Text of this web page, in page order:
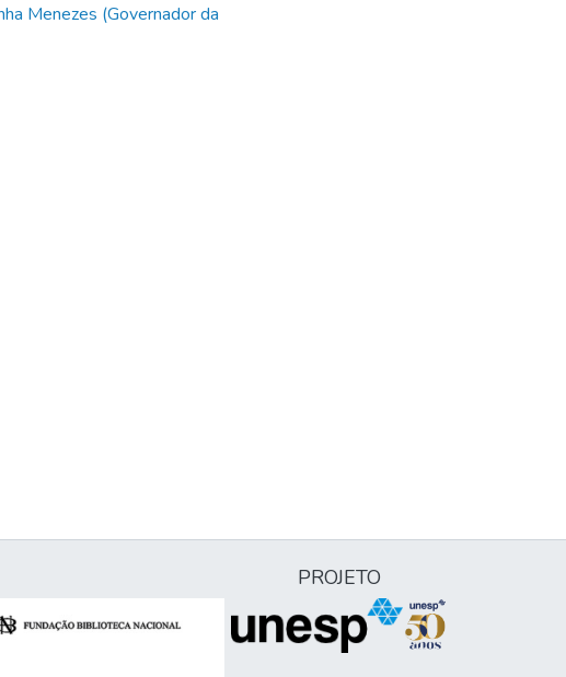
Menezes (Governador da
PROJETO